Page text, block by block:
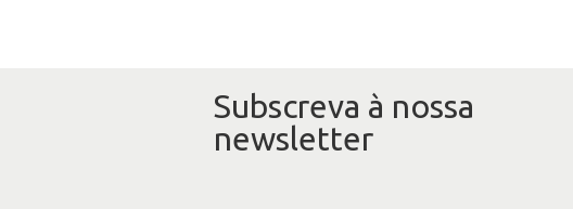
Subscreva à nossa
newsletter